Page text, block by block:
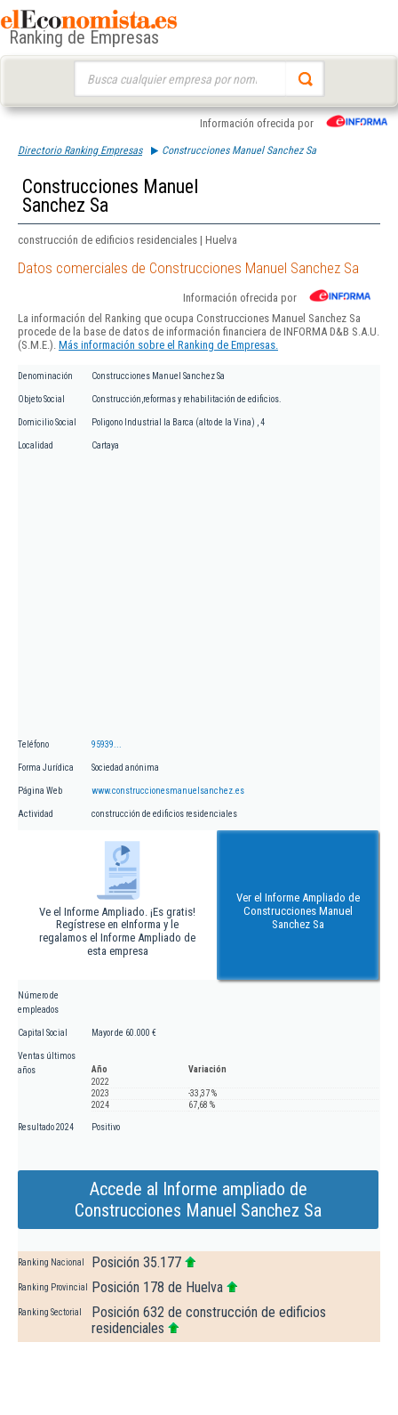
Ranking de Empresas
Información ofrecida por
Directorio Ranking Empresas Construcciones Manuel Sanchez Sa
Construcciones Manuel
Sanchez Sa
construcción de edificios residenciales | Huelva
Datos comerciales de Construcciones Manuel Sanchez Sa
Información ofrecida por
La información del Ranking que ocupa Construcciones Manuel Sanchez Sa
procede de la base de datos de información financiera de INFORMA D&B S.A.U.
(S.M.E.). Más información sobre el Ranking de Empresas.
Denominación Construcciones Manuel Sanchez Sa
Objeto Social Construcción,reformas y rehabilitación de edificios.
Domicilio Social Poligono Industrial la Barca (alto de la Vina) , 4
Localidad Cartaya
Teléfono 95939...
Forma Jurídica Sociedad anónima
Página Web www.construccionesmanuelsanchez.es
Actividad construcción de edificios residenciales
Ve el Informe Ampliado. ¡Es gratis!
Regístrese en eInforma y le
regalamos el Informe Ampliado de
esta empresa
Ver el Informe Ampliado de
Construcciones Manuel
Sanchez Sa
Número de
empleados
Capital Social Mayor de 60.000 €
Ventas últimos
años
Año
Variación
2022
2023
-33,37 %
2024
67,68 %
Resultado 2024 Positivo
Accede al Informe ampliado de
Construcciones Manuel Sanchez Sa
Ranking Nacional Posición 35.177
Ranking Provincial Posición 178 de Huelva
Ranking Sectorial
Posición 632 de construcción de edificios
residenciales